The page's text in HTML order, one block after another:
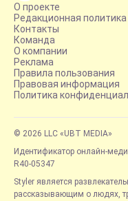
О проекте
Редакционная
Контакты
Команда
О компании
Реклама
Правила пользования
Правовая информация
Политика
© 2026 LLC «UBT MEDIA»
Идентификатор онлайн-
R40-05347
Styler является
рассказывающим о людях,